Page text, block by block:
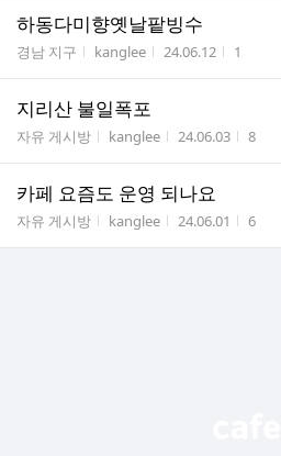
하동다미향옛날팥빙수
게시판명
경남 지구 작성자
kanglee 작성시간
24.06.12 조회수
1
지리산 불일폭포
게시판명
자유 게시방 작성자
kanglee 작성시간
24.06.03 조회수
8
카페 요즘도 운영 되나요
게시판명
자유 게시방 작성자
kanglee 작성시간
24.06.01 조회수
6